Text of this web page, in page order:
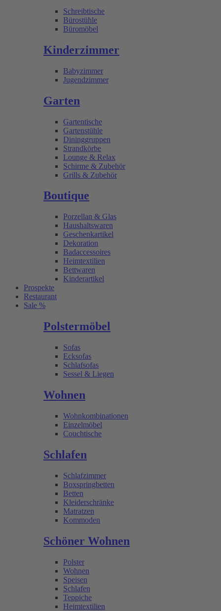
Schreibtische
Bürostühle
Büromöbel
Kinderzimmer
Babyzimmer
Jugendzimmer
Garten
Gartentische
Gartenstühle
Dininggruppen
Strandkörbe
Lounge & Relax
Schirme & Zubehör
Grills & Zubehör
Boutique
Porzellan & Glas
Haushaltswaren
Geschenkartikel
Dekoration
Badaccessoires
Heimtextilien
Bettwaren
Kinderartikel
Prospekte
Restaurant
Sale %
Polstermöbel
Sofas
Ecksofas
Schlafsofas
Sessel & Liegen
Wohnen
Wohnkombinationen
Einzelmöbel
Couchtische
Schlafen
Schlafzimmer
Boxspringbetten
Betten
Kleiderschränke
Matratzen
Kommoden
Schöner Wohnen
Polster
Wohnen
Speisen
Schlafen
Teppiche
Heimtextilien